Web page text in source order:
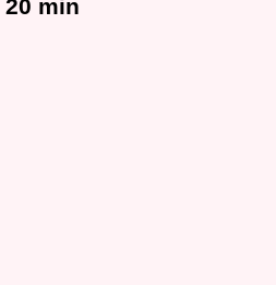
20 min